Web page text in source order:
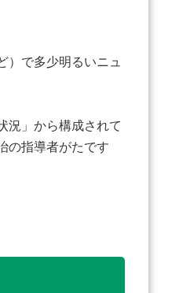
で多少明るいニュ
況」から構成されて
の指導者がたです